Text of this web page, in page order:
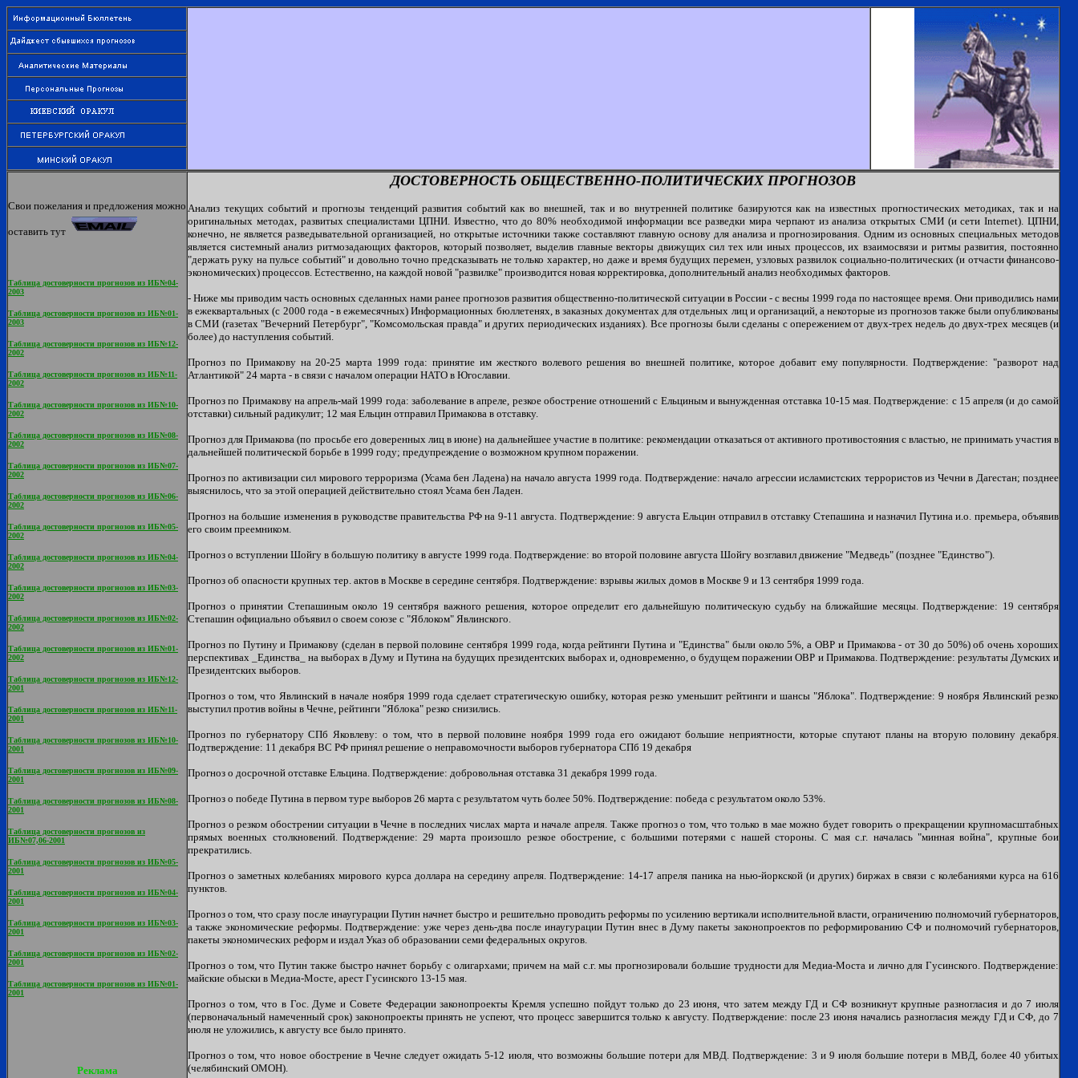
Свои пожелания и предложения можно
оставить тут
Таблица достоверности прогнозов из ИБ№04-
2003
Таблица достоверности прогнозов из ИБ№01-
2003
Таблица достоверности прогнозов из ИБ№12-
2002
Таблица достоверности прогнозов из ИБ№11-
2002
Таблица достоверности прогнозов из ИБ№10-
2002
Таблица достоверности прогнозов из ИБ№08-
2002
Таблица достоверности прогнозов из ИБ№07-
2002
Таблица достоверности прогнозов из ИБ№06-
2002
Таблица достоверности прогнозов из ИБ№05-
2002
Таблица достоверности прогнозов из ИБ№04-
2002
Таблица достоверности прогнозов из ИБ№03-
2002
Таблица достоверности прогнозов из ИБ№02-
2002
Таблица достоверности прогнозов из ИБ№01-
2002
Таблица достоверности прогнозов из ИБ№12-
2001
Таблица достоверности прогнозов из ИБ№11-
2001
Таблица достоверности прогнозов из ИБ№10-
2001
Таблица достоверности прогнозов из ИБ№09-
2001
Таблица достоверности прогнозов из ИБ№08-
2001
Таблица достоверности прогнозов из
ИБ№07,06-2001
Таблица достоверности прогнозов из ИБ№05-
2001
Таблица достоверности прогнозов из ИБ№04-
2001
Таблица достоверности прогнозов из ИБ№03-
2001
Таблица достоверности прогнозов из ИБ№02-
2001
Таблица достоверности прогнозов из ИБ№01-
2001
Реклама
ДОСТОВЕРНОСТЬ ОБЩЕСТВЕННО-ПОЛИТИЧЕСКИХ ПРОГНОЗОВ
Анализ текущих событий и прогнозы тенденций развития событий как во внешней, так и во внутренней политике базируются как на известных прогностических методиках, так и на
оригинальных методах, развитых специалистами ЦПНИ. Известно, что до 80% необходимой информации все разведки мира черпают из анализа открытых СМИ (и сети Internet). ЦПНИ,
конечно, не является разведывательной организацией, но открытые источники также составляют главную основу для анализа и прогнозирования. Одним из основных специальных методов
является системный анализ ритмозадающих факторов, который позволяет, выделив главные векторы движущих сил тех или иных процессов, их взаимосвязи и ритмы развития, постоянно
"держать руку на пульсе событий" и довольно точно предсказывать не только характер, но даже и время будущих перемен, узловых развилок социально-политических (и отчасти финансово-
экономических) процессов. Естественно, на каждой новой "развилке" производится новая корректировка, дополнительный анализ необходимых факторов.
- Ниже мы приводим часть основных сделанных нами ранее прогнозов развития общественно-политической ситуации в России - с весны 1999 года по настоящее время. Они приводились нами
в ежеквартальных (с 2000 года - в ежемесячных) Информационных бюллетенях, в заказных документах для отдельных лиц и организаций, а некоторые из прогнозов также были опубликованы
в СМИ (газетах "Вечерний Петербург", "Комсомольская правда" и других периодических изданиях). Все прогнозы были сделаны с опережением от двух-трех недель до двух-трех месяцев (и
более) до наступления событий.
Прогноз по Примакову на 20-25 марта 1999 года: принятие им жесткого волевого решения во внешней политике, которое добавит ему популярности. Подтверждение: "разворот над
Атлантикой" 24 марта - в связи с началом операции НАТО в Югославии.
Прогноз по Примакову на апрель-май 1999 года: заболевание в апреле, резкое обострение отношений с Ельциным и вынужденная отставка 10-15 мая. Подтверждение: с 15 апреля (и до самой
отставки) сильный радикулит; 12 мая Ельцин отправил Примакова в отставку.
Прогноз для Примакова (по просьбе его доверенных лиц в июне) на дальнейшее участие в политике: рекомендации отказаться от активного противостояния с властью, не принимать участия в
дальнейшей политической борьбе в 1999 году; предупреждение о возможном крупном поражении.
Прогноз по активизации сил мирового терроризма (Усама бен Ладена) на начало августа 1999 года. Подтверждение: начало агрессии исламистских террористов из Чечни в Дагестан; позднее
выяснилось, что за этой операцией действительно стоял Усама бен Ладен.
Прогноз на большие изменения в руководстве правительства РФ на 9-11 августа. Подтверждение: 9 августа Ельцин отправил в отставку Степашина и назначил Путина и.о. премьера, объявив
его своим преемником.
Прогноз о вступлении Шойгу в большую политику в августе 1999 года. Подтверждение: во второй половине августа Шойгу возглавил движение "Медведь" (позднее "Единство").
Прогноз об опасности крупных тер. актов в Москве в середине сентября. Подтверждение: взрывы жилых домов в Москве 9 и 13 сентября 1999 года.
Прогноз о принятии Степашиным около 19 сентября важного решения, которое определит его дальнейшую политическую судьбу на ближайшие месяцы. Подтверждение: 19 сентября
Степашин официально объявил о своем союзе с "Яблоком" Явлинского.
Прогноз по Путину и Примакову (сделан в первой половине сентября 1999 года, когда рейтинги Путина и "Единства" были около 5%, а ОВР и Примакова - от 30 до 50%) об очень хороших
перспективах _Единства_ на выборах в Думу и Путина на будущих президентских выборах и, одновременно, о будущем поражении ОВР и Примакова. Подтверждение: результаты Думских и
Президентских выборов.
Прогноз о том, что Явлинский в начале ноября 1999 года сделает стратегическую ошибку, которая резко уменьшит рейтинги и шансы "Яблока". Подтверждение: 9 ноября Явлинский резко
выступил против войны в Чечне, рейтинги "Яблока" резко снизились.
Прогноз по губернатору СПб Яковлеву: о том, что в первой половине ноября 1999 года его ожидают большие неприятности, которые спутают планы на вторую половину декабря.
Подтверждение: 11 декабря ВС РФ принял решение о неправомочности выборов губернатора СПб 19 декабря
Прогноз о досрочной отставке Ельцина. Подтверждение: добровольная отставка 31 декабря 1999 года.
Прогноз о победе Путина в первом туре выборов 26 марта с результатом чуть более 50%. Подтверждение: победа с результатом около 53%.
Прогноз о резком обострении ситуации в Чечне в последних числах марта и начале апреля. Также прогноз о том, что только в мае можно будет говорить о прекращении крупномасштабных
прямых военных столкновений. Подтверждение: 29 марта произошло резкое обострение, с большими потерями с нашей стороны. С мая с.г. началась "минная война", крупные бои
прекратились.
Прогноз о заметных колебаниях мирового курса доллара на середину апреля. Подтверждение: 14-17 апреля паника на нью-йоркской (и других) биржах в связи с колебаниями курса на 616
пунктов.
Прогноз о том, что сразу после инаугурации Путин начнет быстро и решительно проводить реформы по усилению вертикали исполнительной власти, ограничению полномочий губернаторов,
а также экономические реформы. Подтверждение: уже через день-два после инаугурации Путин внес в Думу пакеты законопроектов по реформированию СФ и полномочий губернаторов,
пакеты экономических реформ и издал Указ об образовании семи федеральных округов.
Прогноз о том, что Путин также быстро начнет борьбу с олигархами; причем на май с.г. мы прогнозировали большие трудности для Медиа-Моста и лично для Гусинского. Подтверждение:
майские обыски в Медиа-Мосте, арест Гусинского 13-15 мая.
Прогноз о том, что в Гос. Думе и Совете Федерации законопроекты Кремля успешно пойдут только до 23 июня, что затем между ГД и СФ возникнут крупные разногласия и до 7 июля
(первоначальный намеченный срок) законопроекты принять не успеют, что процесс завершится только к августу. Подтверждение: после 23 июня начались разногласия между ГД и СФ, до 7
июля не уложились, к августу все было принято.
Прогноз о том, что новое обострение в Чечне следует ожидать 5-12 июля, что возможны большие потери для МВД. Подтверждение: 3 и 9 июля большие потери в МВД, более 40 убитых
(челябинский ОМОН).